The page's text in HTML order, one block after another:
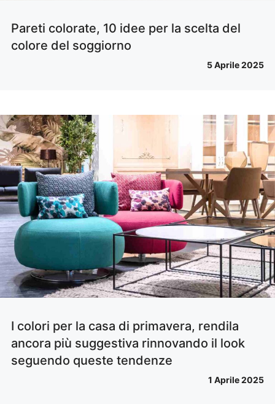
Pareti colorate, 10 idee per la scelta del
colore del soggiorno
5 Aprile 2025
I colori per la casa di primavera, rendila
ancora più suggestiva rinnovando il look
seguendo queste tendenze
1 Aprile 2025